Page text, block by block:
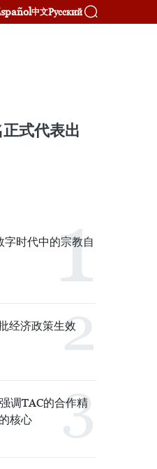
中文Русский
式代表出
字时代中的宗教自
经济政策生效
调TAC的合作精
核心